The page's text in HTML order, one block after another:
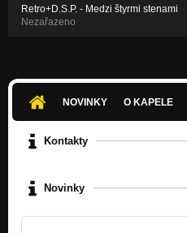
Retro+D.S.P. - Medzi štyrmi stenami
Nezařazeno
NOVINKY O KAPELE
Kontakty
Novinky